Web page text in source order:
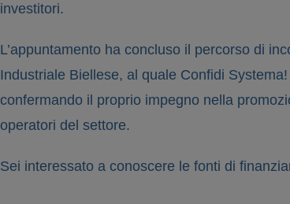
investitori.
L’appuntamento ha concluso il percorso di
Industriale Biellese, al quale Confidi
confermando il proprio impegno nella
operatori del settore.
Sei interessato a conoscere le fonti di